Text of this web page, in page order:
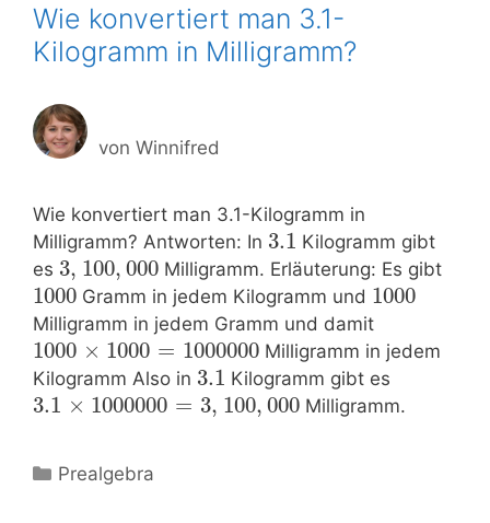
Wie konvertiert man 3.1-
Kilogramm in Milligramm?
von Winnifred
Wie konvertiert man 3.1-Kilogramm in
Milligramm? Antworten: In 3.1 Kilogramm gibt
es 3, 100, 000 Milligramm. Erläuterung: Es gibt
1000 Gramm in jedem Kilogramm und 1000
Milligramm in jedem Gramm und damit
1000 × 1000 = 1000000 Milligramm in jedem
Kilogramm Also in 3.1 Kilogramm gibt es
3.1 × 1000000 = 3, 100, 000 Milligramm.
Kategorien
Prealgebra